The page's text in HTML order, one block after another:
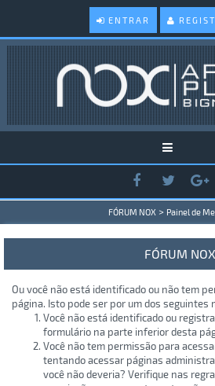
ENTRAR
FÓRUM NOX > Painel de
FÓRUM NOX
Ou você não está identificado ou não tem
página. Isto pode ser por um dos seguintes
Você não está identificado ou
formulário na parte inferior desta
Você não tem permissão para
tentando acessar páginas
você não deveria? Verifique nas